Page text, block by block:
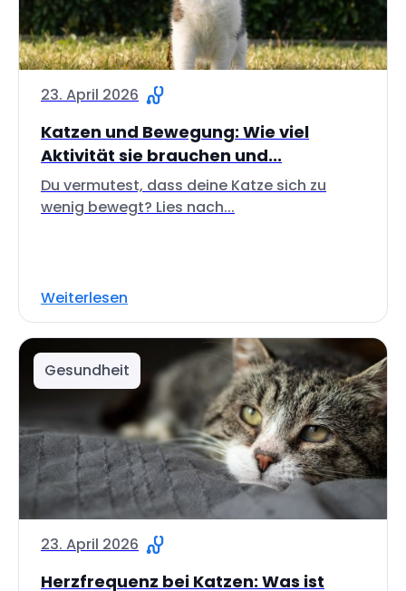
23. April 2026
Katzen und Bewegung: Wie viel
Aktivität sie brauchen und...
Du vermutest, dass deine Katze sich zu
wenig bewegt? Lies nach...
Weiterlesen
Gesundheit
23. April 2026
Herzfrequenz bei Katzen: Was ist